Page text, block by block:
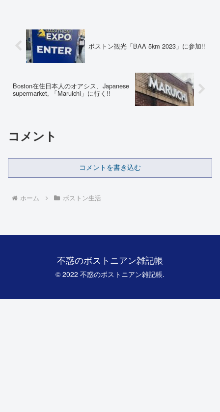
行数をマイナカードが上回った、とのこ
と。マイナポイント、貰わないと損です
ボストン観光「BAA 5km 2023」に参加!!
Boston在住日本人のオアシス、Japanese
supermarket, 「Maruichi」に行く!!
コメント
コメントを書き込む
ホーム ボストン生活
不惑のボストニアン雑記帳
© 2022 不惑のボストニアン雑記帳.